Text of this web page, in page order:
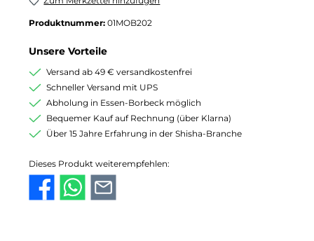
Produktnummer: 01MOB202
Unsere Vorteile
Versand ab 49 € versandkostenfrei
Schneller Versand mit UPS
Abholung in Essen-Borbeck möglich
Bequemer Kauf auf Rechnung (über Klarna)
Über 15 Jahre Erfahrung in der Shisha-Branche
Dieses Produkt weiterempfehlen: